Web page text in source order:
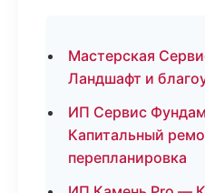
Мастерская
Ландшафт и
ИП Сервис
Капитальный
перепланировка